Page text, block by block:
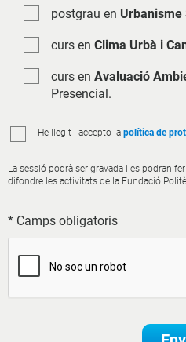
postgrau en Urbanisme
curs en Clima Urbà i
curs en Avaluació
Presencial.
He llegit i accepto la política de
La sessió podrà ser gravada i es podran
difondre les activitats de la Fundació
* Camps obligatoris